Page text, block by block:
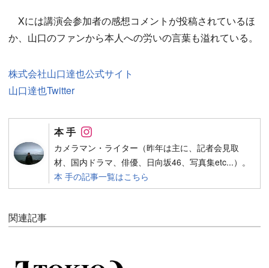
Xには講演会参加者の感想コメントが投稿されているほ
か、山口のファンから本人への労いの言葉も溢れている。
株式会社山口達也公式サイト
山口達也Twitter
本 手
カメラマン・ライター（昨年は主に、記者会見取
材、国内ドラマ、俳優、日向坂46、写真集etc...）。
本 手の記事一覧はこちら
関連記事